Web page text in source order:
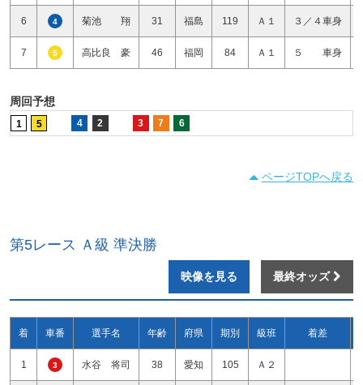
6 4 菊池 翔 31 福島 119 Ａ１ ３／４車身
7 5 高比良 豪 46 福岡 84 Ａ１ ５ 車身
周回予想
1 5 4 2 3 7 6
ページTOPへ戻る
第5レース Ａ級 準決勝
映像を見る 最終オッズ
着 車番 選手名 年齢 府県 期別 級班 着差
1 3 水谷 将司 38 愛知 105 Ａ２